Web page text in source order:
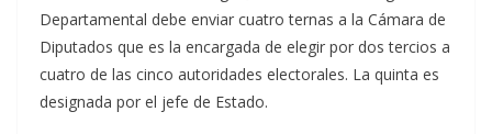
Departamental debe enviar cuatro ternas a la Cámara de
Diputados que es la encargada de elegir por dos tercios a
cuatro de las cinco autoridades electorales. La quinta es
designada por el jefe de Estado.